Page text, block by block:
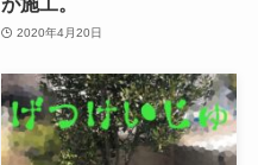
2020年4月20日